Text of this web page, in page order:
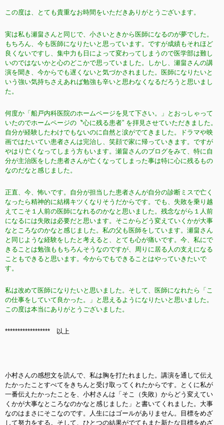
この度は、とても貴重なお時間をいただきありがとうございます。
実は私も瀬畠さんと同じで、小さいときから医師になるのが夢でした。
もちろん、今も医師になりたいと思っています。ですが成績もそれほど
良くないですし、集中力も日によって変わってしまうので医学部は難し
いのではないかと心のどこかで思っていました。しかし、瀬畠さんの講
演を聞き、今からでも遅くないと気づかされました。医師になりたいと
いう強い気持ちさえあれば勉強も辛いと思わなくなるだろうと思いまし
た。
何度か「船戸内科医院のホームページを見て下さい。」とおっしゃって
いたのでホームページの〝心に残る患者” を拝見させていただきました。
自分が経験したわけでもないのに自然と涙がでてきました。ドラマや映
画ではたいてい患者さんは完治し、笑顔で家に帰っていきます。ですが
やはり亡くなってしまう方もいます。瀬畠さんのブログをみて、特に自
分が主治医をした患者さんが亡くなってしまった事は特に心に残るもの
なのだなと感じました。
正直、今、怖いです。自分が担当した患者さんが自分の診断ミスで亡く
なったら精神的に結構キツくなりそうだからです。でも、失敗を乗り越
えてこそ１人前の医師になれるのかなと思いました。残念ながら１人前
になるには失敗は必要だと思います。そこからどう変えていくかが大事
なところなのかなと感じました。私の父も医師をしています。瀬畠さん
と同じような経験をしたと考えると、とても心が痛いです。今、私にで
きることは勉強ももちろんそうなのですが、周りに居る人の支えになる
こともできると思います。今からでもできることはやっていきたいで
す。
私は改めて医師になりたいと思いました。そして、医師になれたら「こ
の仕事をしていて良かった。」と思えるようになりたいと思いました。
この度は本当にありがとうございました。
****************** 以上
小村さんの感想文を読んで、私は胸を打たれました。講演を通して伝え
たかったことすべてをきちんと受け取ってくれたからです。とくに私が
一番伝えたかったことを、小村さんは「そこ（失敗）からどう変えてい
くかが大事なところなのかなと感じました」と書いてくれました。大事
なのはまさにそこなのです。人生にはゴールがありません。目標をめざ
して努力をする。そして、ひとつの結果がでてもまた新たな目標をめざ